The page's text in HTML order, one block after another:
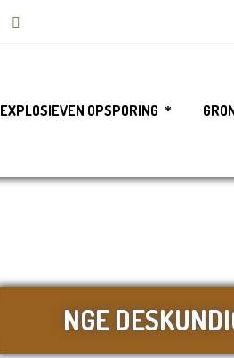
EXPLOSIEVEN OPSPORING
NGE